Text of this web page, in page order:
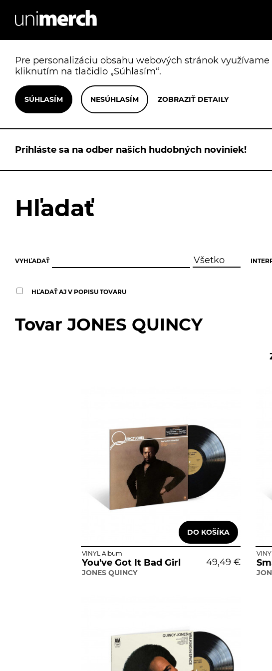
Pre personalizáciu obsahu webových stránok
kliknutím na tlačidlo „Súhlasím“.
Prihláste sa na odber našich hudobných noviniek!
Hľadať
VYHĽADAŤ
HĽADAŤ AJ V POPISU TOVARU
Tovar JONES QUINCY
49,49 €
VINYL Album
You've Got It Bad Girl
JONES QUINCY